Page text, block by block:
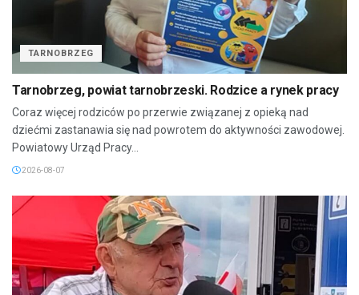
TARNOBRZEG
Tarnobrzeg, powiat tarnobrzeski. Rodzice a rynek pracy
Coraz więcej rodziców po przerwie związanej z opieką nad
dziećmi zastanawia się nad powrotem do aktywności zawodowej.
Powiatowy Urząd Pracy...
2026-08-07